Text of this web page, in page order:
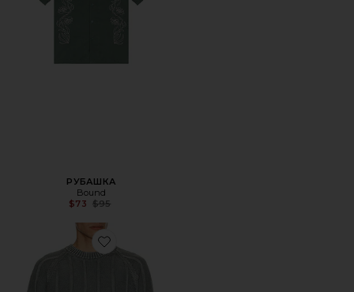
РУБАШКА
Bound
$73 Previous price:
$95
Favorite СВИТЕР